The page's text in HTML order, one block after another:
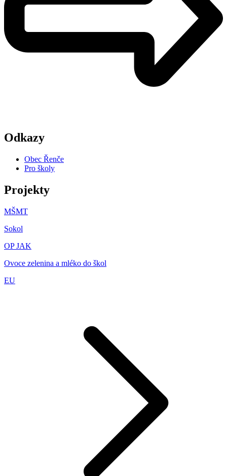
Odkazy
Obec Řenče
Pro školy
Projekty
MŠMT
Sokol
OP JAK
Ovoce zelenina a mléko do škol
EU